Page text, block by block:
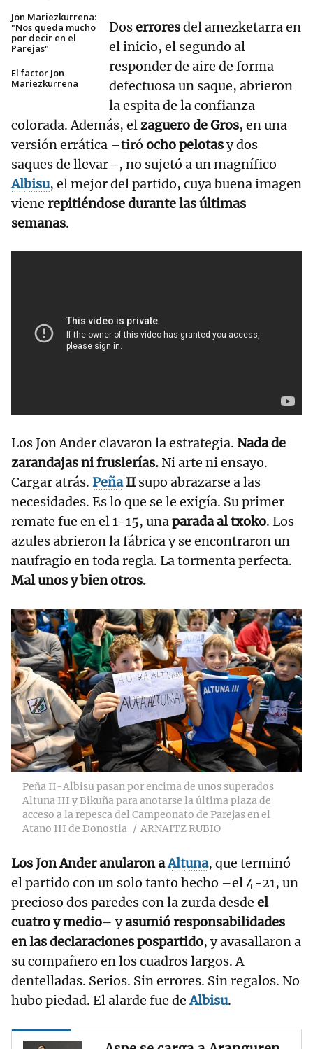
Jon Mariezkurrena:
"Nos queda mucho
por decir en el
Parejas"
El factor Jon
Mariezkurrena
Doserroresdel amezketarra en
el inicio, el segundo al
responder de aire de forma
defectuosa un saque, abrieron
la espita de la confianza
colorada. Además, el zaguero de Gros, en una
versión errática –tiró ocho pelotasy dos
saques de llevar–, no sujetó a un magnífico
Albisu, el mejor del partido, cuya buena imagen
viene repitiéndose durante las últimas
semanas.
Los Jon Ander clavaron la estrategia. Nada de
zarandajas ni fruslerías. Ni arte ni ensayo.
Cargar atrás. PeñaII supo abrazarse a las
necesidades. Es lo que se le exigía. Su primer
remate fue en el 1-15, una parada al txoko. Los
azules abrieron la fábrica y se encontraron un
naufragio en toda regla. La tormenta perfecta.
Mal unos y bien otros.
Peña II-Albisu pasan por encima de unos superados
Altuna III y Bikuña para anotarse la última plaza de
acceso a la repesca del Campeonato de Parejas en el
Atano III de Donostia
ARNAITZ RUBIO
Los Jon Ander anularon aAltuna, que terminó
el partido con un solo tanto hecho –el 4-21, un
precioso dos paredes con la zurda desde el
cuatro y medio– yasumió responsabilidades
en las declaraciones pospartido, y avasallaron a
su compañero en los cuadros largos. A
dentelladas. Serios. Sin errores. Sin regalos. No
hubo piedad. El alarde fue deAlbisu.